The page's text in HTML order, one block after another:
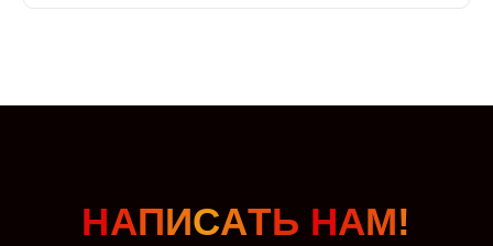
НАПИСАТЬ НАМ!